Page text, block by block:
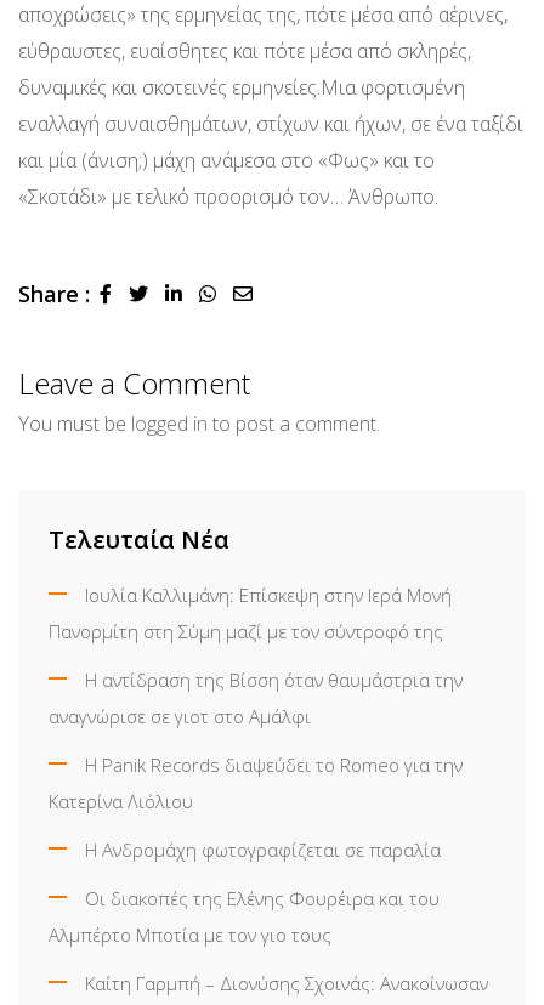
αποχρώσεις» της ερμηνείας της, πότε μέσα από αέρινες,
εύθραυστες, ευαίσθητες και πότε μέσα από σκληρές,
δυναμικές και σκοτεινές ερμηνείες.Μια φορτισμένη
εναλλαγή συναισθημάτων, στίχων και ήχων, σε ένα ταξίδι
και μία (άνιση;) μάχη ανάμεσα στο «Φως» και το
«Σκοτάδι» με τελικό προορισμό τον… Άνθρωπο.
Share : LinkedInWhatsapp
Share
Leave a Comment
You must be logged in to post a comment.
Τελευταία Νέα
Ιουλία Καλλιμάνη: Επίσκεψη στην Ιερά Μονή
Πανορμίτη στη Σύμη μαζί με τον σύντροφό της
Η αντίδραση της Βίσση όταν θαυμάστρια την
αναγνώρισε σε γιοτ στο Αμάλφι
Η Panik Records διαψεύδει το Romeo για την
Κατερίνα Λιόλιου
Η Ανδρομάχη φωτογραφίζεται σε παραλία
Οι διακοπές της Ελένης Φουρέιρα και του
Αλμπέρτο Μποτία με τον γιο τους
Καίτη Γαρμπή – Διονύσης Σχοινάς: Ανακοίνωσαν